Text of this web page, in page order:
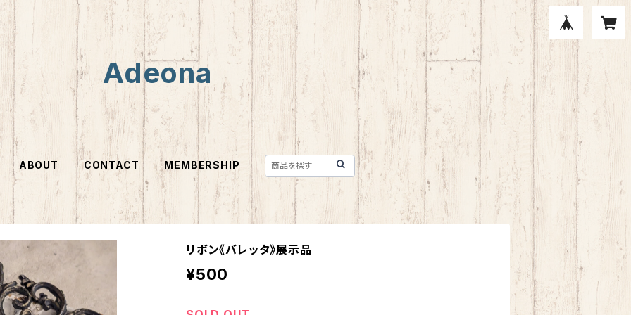
Adeona
ABOUT CONTACT MEMBERSHIP
リボン《バレッタ》展示品
¥500